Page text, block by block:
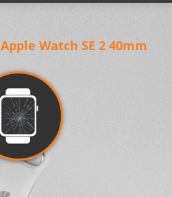
Apple Watch SE 2 40mm